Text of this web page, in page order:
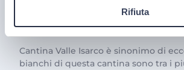
Rifiuta
responsabilità e
territorio
Cantina Valle Isarco è sinonimo di
bianchi di questa cantina sono tra i